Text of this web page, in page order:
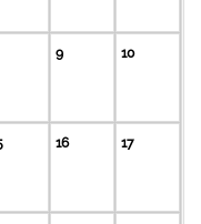
9 10
16 17